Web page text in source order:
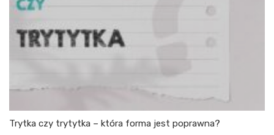
Trytka czy trytytka – która forma jest poprawna?